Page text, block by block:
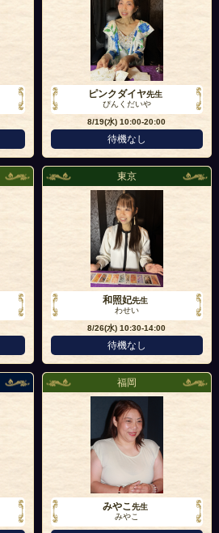
ピンクダイヤ先生
ぴんくだいや
8/19(水)10:00-20:00
待機なし
東京
和照妃先生
わせい
8/26(水)10:30-14:00
待機なし
福岡
みやこ先生
みやこ